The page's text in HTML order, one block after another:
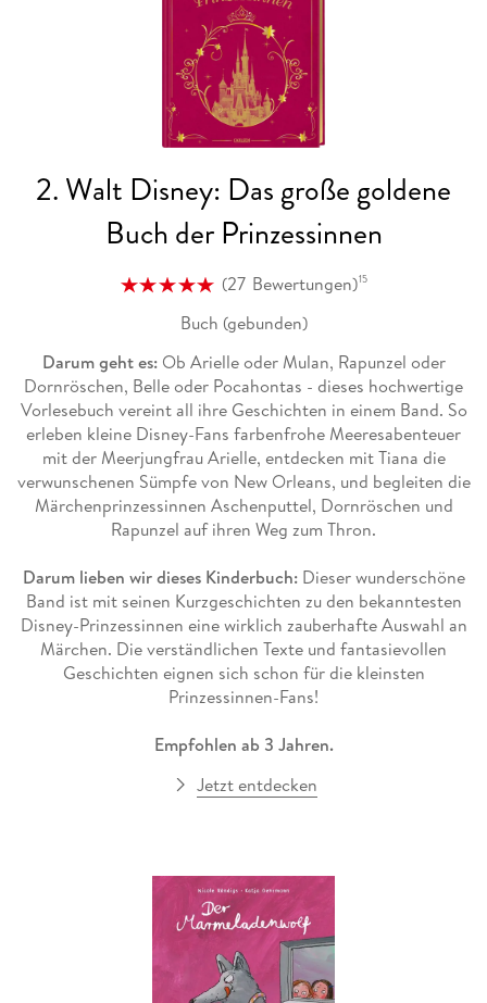
2. Walt Disney: Das große goldene
Buch der Prinzessinnen
(27 Bewertungen)15
Buch (gebunden)
Darum geht es:Ob Arielle oder Mulan, Rapunzel oder
Dornröschen, Belle oder Pocahontas - dieses hochwertige
Vorlesebuch vereint all ihre Geschichten in einem Band. So
erleben kleine Disney-Fans farbenfrohe Meeresabenteuer
mit der Meerjungfrau Arielle, entdecken mit Tiana die
verwunschenen Sümpfe von New Orleans, und begleiten die
Märchenprinzessinnen Aschenputtel, Dornröschen und
Rapunzel auf ihren Weg zum Thron.
Darum lieben wir dieses Kinderbuch:Dieser wunderschöne
Band ist mit seinen Kurzgeschichten zu den bekanntesten
Disney-Prinzessinnen eine wirklich zauberhafte Auswahl an
Märchen. Die verständlichen Texte und fantasievollen
Geschichten eignen sich schon für die kleinsten
Prinzessinnen-Fans!
Empfohlen ab 3 Jahren.
Jetzt entdecken